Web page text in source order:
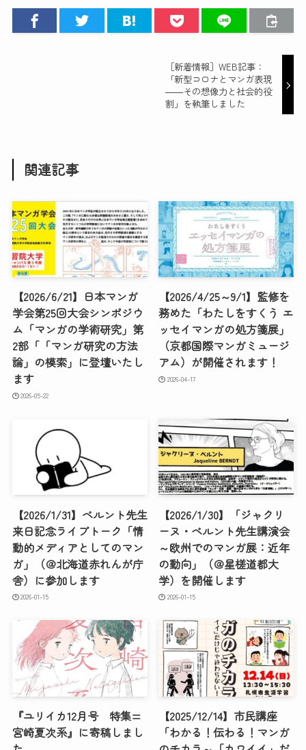
［新着情報］WEB記事：
「新型コロナとマンガ表現
――その想像力と社会的役
割」を執筆しました
関連記事
【2026/6/21】日本マンガ
学会第25回大会シンポジウ
ム「マンガの学術研究」第
2部「「マンガ研究の方法
論」の模索」に登壇いたし
ます
2026-05-22
【2026/4/25～9/1】監修を
務めた「わたしをすくう エ
ッセイマンガの処方箋展」
（京都国際マンガミュージ
アム）が開催されます！
2026-04-17
【2026/1/31】ベルント先生
来日記念ライブトーク「情
動的メディアとしてのマン
ガ」（＠北海道赤れんが庁
舎）に参加します
2026-01-15
【2026/1/30】「ジャクリ
ーヌ・ベルント先生講演会
～欧州でのマンガ展：近年
の動向」（＠星槎道都大
学）を開催します
2026-01-15
『ユリイカ12月号 特集=
宮崎夏次系』に寄稿しまし
【2025/12/14】市民講座
「わかる！伝わる！マンガ